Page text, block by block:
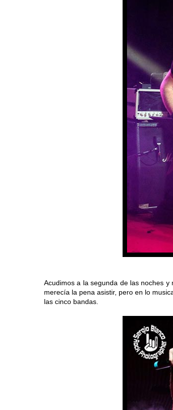
Acudimos a la segunda de las noches
merecía la pena asistir, pero en lo
las cinco bandas.